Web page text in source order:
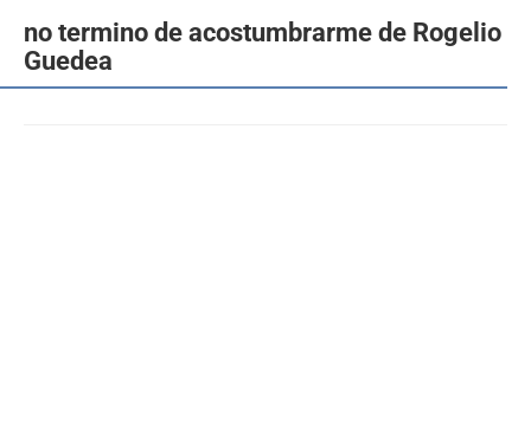
no termino de acostumbrarme de Rogelio
Guedea